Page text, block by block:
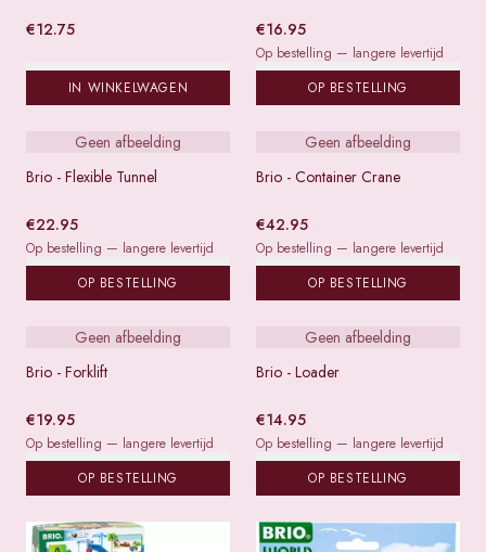
€12.75
IN WINKELWAGEN
€16.95
Op bestelling — langere levertijd
OP BESTELLING
Geen afbeelding
Brio - Flexible Tunnel
€22.95
Op bestelling — langere levertijd
OP BESTELLING
Geen afbeelding
Brio - Container Crane
€42.95
Op bestelling — langere levertijd
OP BESTELLING
Geen afbeelding
Brio - Forklift
€19.95
Op bestelling — langere levertijd
OP BESTELLING
Geen afbeelding
Brio - Loader
€14.95
Op bestelling — langere levertijd
OP BESTELLING